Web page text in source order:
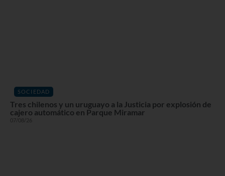
SOCIEDAD
Tres chilenos y un uruguayo a la Justicia por explosión de
cajero automático en Parque Miramar
07/08/26